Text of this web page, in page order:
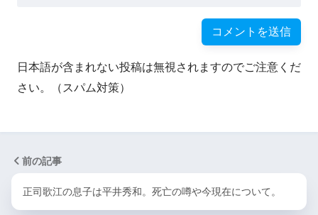
日本語が含まれない投稿は無視されますのでご注意くだ
さい。（スパム対策）
前の記事
正司歌江の息子は平井秀和。死亡の噂や今現在について。